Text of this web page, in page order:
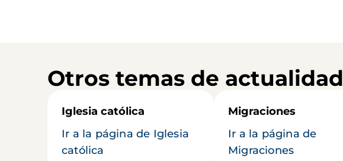
Otros temas de actualidad
Iglesia católica
Ir a la página de Iglesia
católica
Migraciones
Ir a la página de
Migraciones